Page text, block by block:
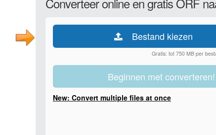
Bestand kiezen
Gratis: tot 750 MB per
Beginnen met converteren!
New: Convert multiple files at once